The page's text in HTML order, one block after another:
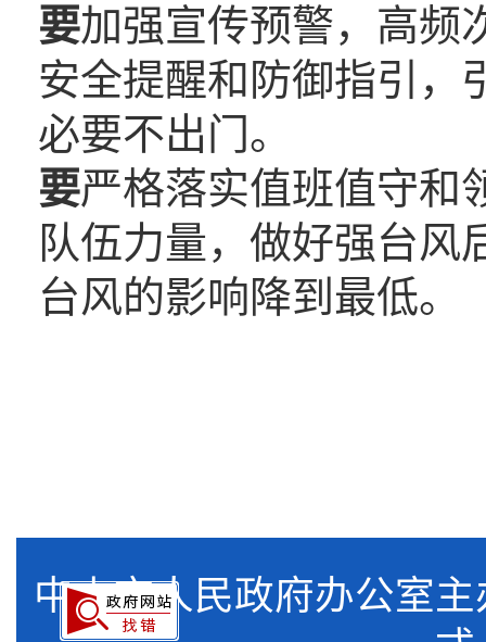
要加强宣传预警，高频
安全提醒和防御指引，
必要不出门。
要严格落实值班值守和
队伍力量，做好强台风
台风的影响降到最低。
中山市人民政府办公